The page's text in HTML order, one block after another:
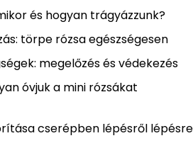
és hogyan trágyázzunk?
törpe rózsa egészségesen
megelőzés és védekezés
óvjuk a mini rózsákat
cserépben lépésről lépésre